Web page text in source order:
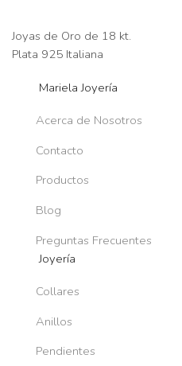
Joyas de Oro de 18 kt.
Plata 925 Italiana
Mariela Joyería
Acerca de Nosotros
Contacto
Productos
Blog
Preguntas Frecuentes
Joyería
Collares
Anillos
Pendientes